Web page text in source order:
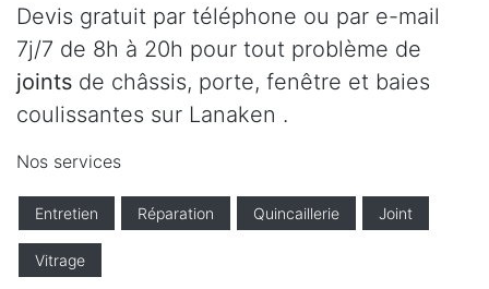
Devis gratuit par téléphone ou par e-mail
7j/7 de 8h à 20h pour tout problème de
joints de châssis, porte, fenêtre et baies
coulissantes sur Lanaken .
Nos services
Entretien Réparation Quincaillerie Joint
Vitrage